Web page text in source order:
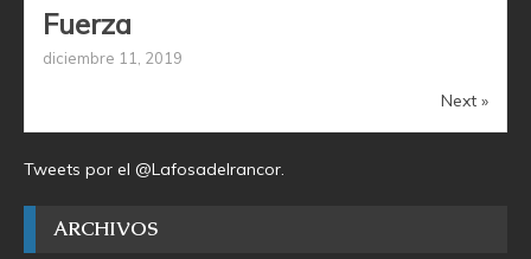
Fuerza
diciembre 11, 2019
Next »
Tweets por el @Lafosadelrancor.
ARCHIVOS